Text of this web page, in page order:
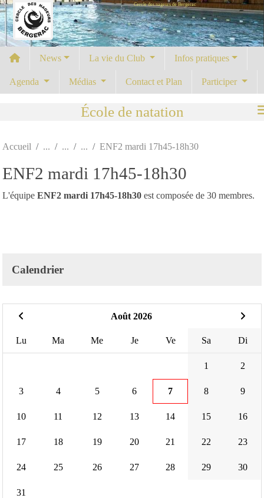
Cercle des nageurs de Bergerac
News La vie du Club Infos pratiques
Agenda Médias Contact et Plan Participer
École de natation
Accueil ENF2 mardi 17h45-18h30
ENF2 mardi 17h45-18h30
L'équipe ENF2 mardi 17h45-18h30 est composée de 30 membres.
Calendrier
Août 2026
Lu Ma Me Je Ve Sa Di
1 2
3 4 5 6 7 8 9
10 11 12 13 14 15 16
17 18 19 20 21 22 23
24 25 26 27 28 29 30
31
Panneau de gestion des cookies